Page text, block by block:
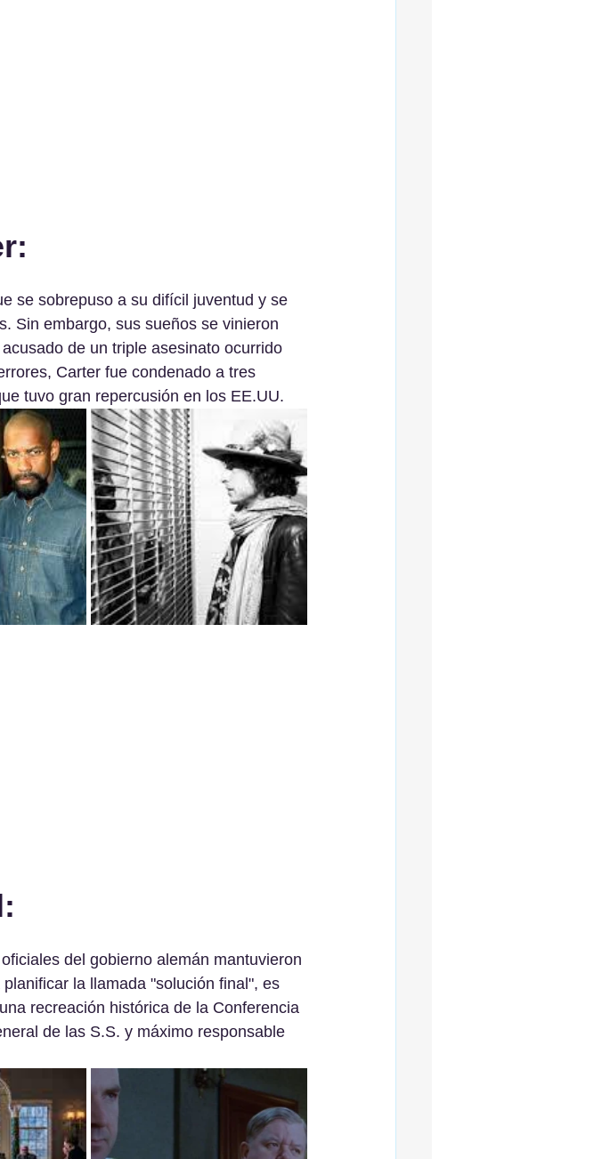
se sobrepuso a su difícil juventud y se
Sin embargo, sus sueños se vinieron
de un triple asesinato ocurrido
Carter fue condenado a tres
tuvo gran repercusión en los EE.UU.
del gobierno alemán mantuvieron
la llamada "solución final", es
recreación histórica de la Conferencia
de las S.S. y máximo responsable